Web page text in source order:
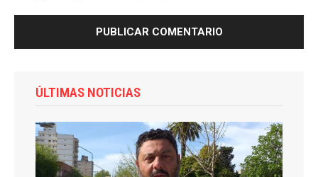
ÚLTIMAS NOTICIAS